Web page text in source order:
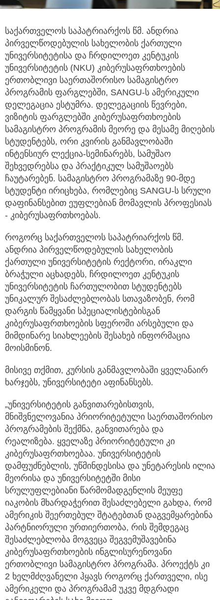
საქართველოს საპატრიარქოს წმ. ანდრია
პირველწოდებულის სახელობის ქართული
უნივერსიტეტისა და ჩრდილოეთ კენტუკის
უნივერსიტეტის (NKU) კიბერუსაფრთხოების
ერთობლივი საერთაშორისო სამაგისტრო
პროგრამის ფარგლებში, SANGU-ს ამერიკული
დელეგაცია ესტუმრა. დელეგაციის წევრები,
ვიზიტის ფარგლებში კიბერუსაფრთხოების
სამაგისტრო პროგრამის მეორე და მესამე მიღების
სტუდენტებს, ორი კვირის განმავლობაში
ინტენსიურ ლექცია-სემინარებს, სამუშაო
შეხვედრებსა და პრაქტიკულ სამუშაოებს
ჩაუტარებენ. სამაგისტრო პროგრამაზე 90-მდე
სტუდენტი ირიცხება, რომლებიც SANGU-ს სრული
დაფინანსებით ეუფლებიან მომავლის პროფესიას
- კიბერუსაფრთხოებას.
როგორც საქართველოს საპატრიარქოს წმ.
ანდრია პირველწოდებულის სახელობის
ქართული უნივერსიტეტის რექტორი, ირაკლი
ბრაჭული აცხადებს, ჩრდილოეთ კენტუკის
უნივერსიტეტის ჩართულობით სტუდენტებს
უნიკალურ შესაძლებლობას სთავაზობენ, რომ
დარგის წამყვანი სპეციალისტებისგან
კიბერუსაფრთხოების სფეროში არსებული და
მიმდინარე სიახლეების შესახებ ინფორმაცია
მოისმინონ.
მისივე თქმით, კურსის განმავლობაში ყველანაირ
ხარჯებს, უნივერსიტეტი აფინანსებს.
„უნივერსიტეტის განვითარებისთვის,
მნიშვნელოვანია პრიორიტეტული საერთაშორისო
პროგრამების შექმნა, განვითარება და
რეალიზება. ყველაზე პრიორიტეტული კი
კიბერუსაფრთხოებაა. უნივერსიტეტის
დამფუძნებლის, უწმინდესისა და უნეტარესის ილია
მეორისა და უნივერსიტეტში მისი
სრულუფლებიანი წარმომადგენლის მეუფე
იაკობის მხარდაჭერით შესაძლებელი გახდა, რომ
ამერიკის შეერთებულ შტატებთან დაგვემყარებინა
პარტნიორული ურთიერთობა, რის შემდეგაც
შესაძლებლობა მოგვეცა შეგვემუშავებინა
კიბერუსაფრთხოების ინგლისურენოვანი
ერთობლივი სამაგისტრო პროგრამა. პროექტს კი
2 ხელმძღვანელი ჰყავს როგორც ქართველი, ისე
ამერიკელი და პროგრამამ უკვე მდგრადი